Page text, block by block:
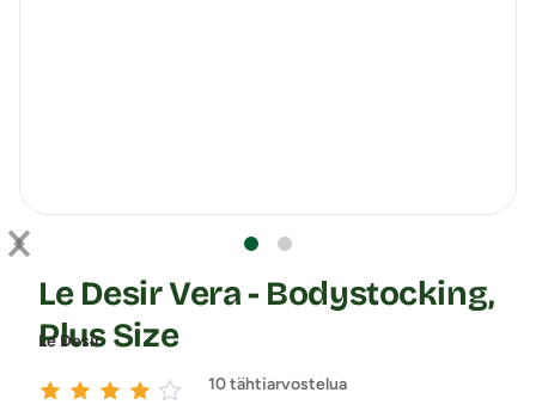
Le Desir
Le Desir Vera - Bodystocking,
Plus Size
10 tähtiarvostelua